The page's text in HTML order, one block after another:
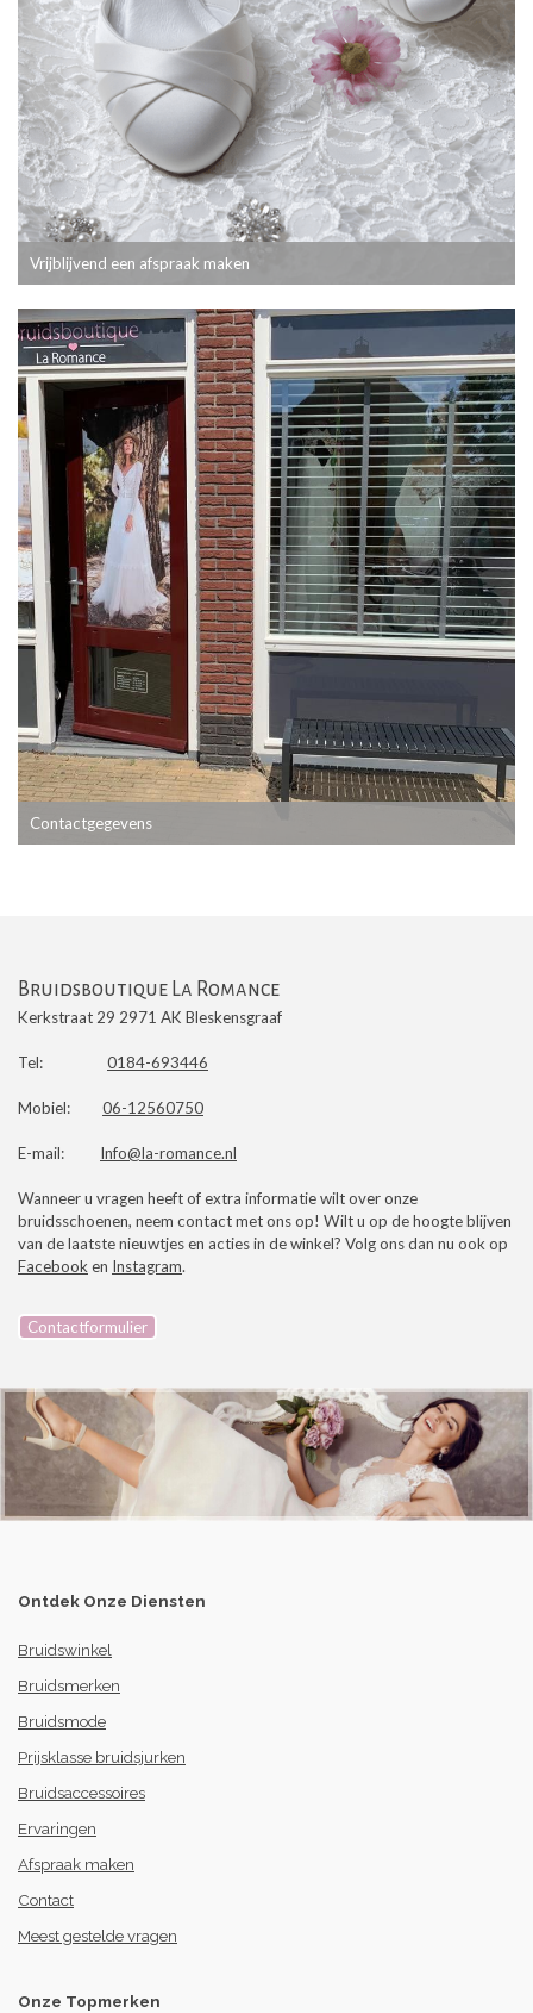
Vrijblijvend een afspraak maken
Contactgegevens
Bruidsboutique La Romance
Kerkstraat 29 2971 AK Bleskensgraaf
Tel: 0184-693446
Mobiel: 06-12560750
E-mail: Info@la-romance.nl
Wanneer u vragen heeft of extra informatie wilt over onze
bruidsschoenen, neem contact met ons op! Wilt u op de hoogte blijven
van de laatste nieuwtjes en acties in de winkel? Volg ons dan nu ook op
Facebooken Instagram.
Contactformulier
Ontdek Onze Diensten
Bruidswinkel
Bruidsmerken
Bruidsmode
Prijsklasse bruidsjurken
Bruidsaccessoires
Ervaringen
Afspraak maken
Contact
Meest gestelde vragen
Onze Topmerken